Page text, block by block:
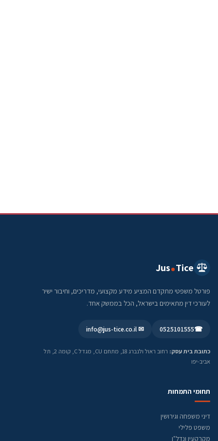
Jus Tice
פורטל משפטי מתקדם המציע מידע מקצועי, מדריכים, וחיבור ישיר
לעורכי דין מתאימים בישראל, הכל בממשק אחד.
☎
0525101555
✉ info@jus-tice.co.il
כתובת בית עסק:
רחוב ראול ולנברג 18, מתחם CU, מגדל C, קומה 2, תל
אביב-יפו
תחומי התמחות
דיני משפחה וגירושין
משפט פלילי
מקרקעין ונדל"ן